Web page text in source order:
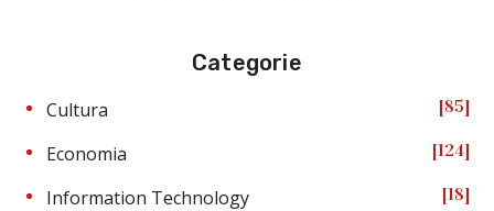
Categorie
Cultura 85
Economia 124
Information Technology 18